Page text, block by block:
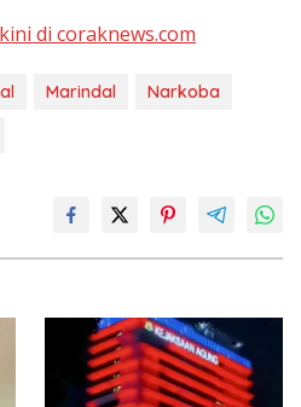
di coraknews.com
Marindal
Narkoba